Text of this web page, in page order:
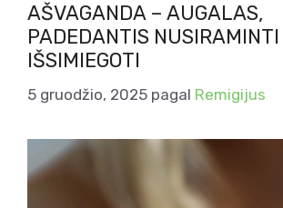
AŠVAGANDA – AUGALAS,
PADEDANTIS NUSIRAMINTI
IŠSIMIEGOTI
5 gruodžio, 2025 pagal Remigijus